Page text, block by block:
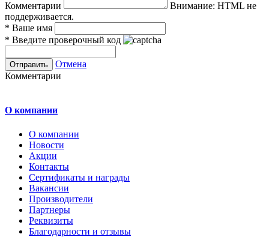
Комментарии Внимание: HTML не
поддерживается.
* Ваше имя
* Введите проверочный код
Отмена
Комментарии
О компании
О компании
Новости
Акции
Контакты
Сертификаты и награды
Вакансии
Производители
Партнеры
Реквизиты
Благодарности и отзывы